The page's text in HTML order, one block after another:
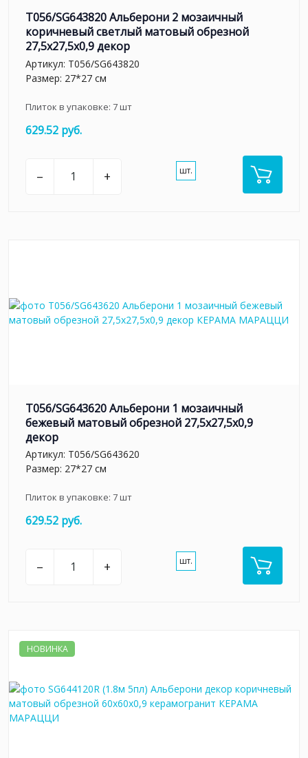
T056/SG643820 Альберони 2 мозаичный
коричневый светлый матовый обрезной
27,5x27,5x0,9 декор
Артикул: T056/SG643820
Размер: 27*27 см
Плиток в упаковке: 7шт
629.52 руб.
– + шт.
T056/SG643620 Альберони 1 мозаичный
бежевый матовый обрезной 27,5x27,5x0,9
декор
Артикул: T056/SG643620
Размер: 27*27 см
Плиток в упаковке: 7шт
629.52 руб.
– + шт.
НОВИНКА